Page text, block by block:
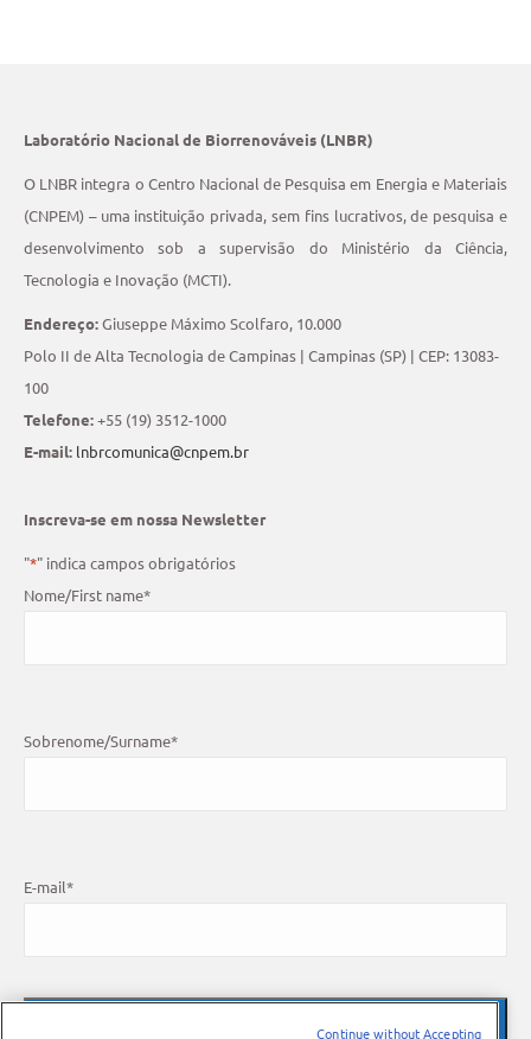
Laboratório Nacional de Biorrenováveis (LNBR)
O LNBR integra o Centro Nacional de Pesquisa em Energia e Materiais
(CNPEM) – uma instituição privada, sem fins lucrativos, de pesquisa e
desenvolvimento sob a supervisão do Ministério da Ciência,
Tecnologia e Inovação (MCTI).
Endereço:Giuseppe Máximo Scolfaro, 10.000
Polo II de Alta Tecnologia de Campinas | Campinas (SP) | CEP: 13083-
100
Telefone:+55 (19) 3512-1000
E-mail: lnbrcomunica@cnpem.br
Inscreva-se em nossa Newsletter
"*" indica campos obrigatórios
Nome/First name*
Sobrenome/Surname*
E-mail*
Continue without Accepting